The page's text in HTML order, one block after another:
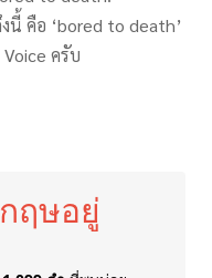
นี้ คือ ‘bored to death’
ครับ
ฤษอยู่